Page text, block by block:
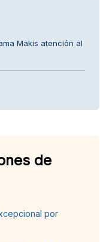
Makis atención al
de
por